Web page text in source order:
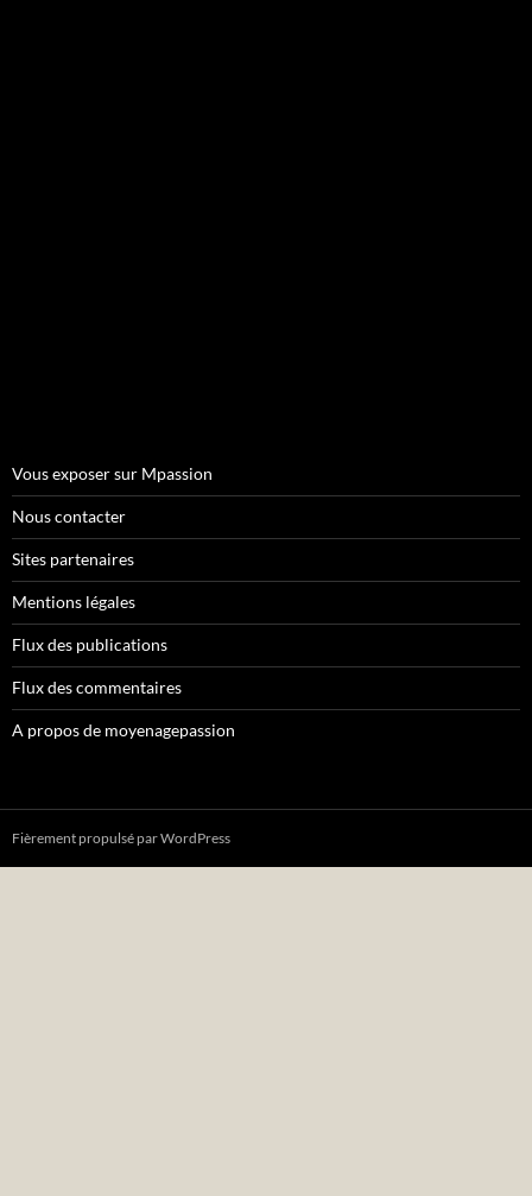
Vous exposer sur Mpassion
Nous contacter
Sites partenaires
Mentions légales
Flux des publications
Flux des commentaires
A propos de moyenagepassion
Fièrement propulsé par WordPress